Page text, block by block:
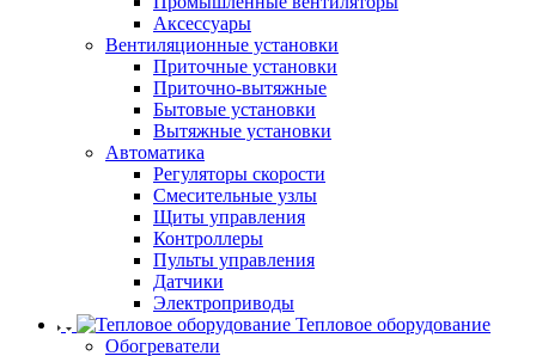
Аксессуары
Вентиляционные установки
Приточные установки
Приточно-вытяжные
Бытовые установки
Вытяжные установки
Автоматика
Регуляторы скорости
Смесительные узлы
Щиты управления
Контроллеры
Пульты управления
Датчики
Электроприводы
Тепловое оборудование
Обогреватели